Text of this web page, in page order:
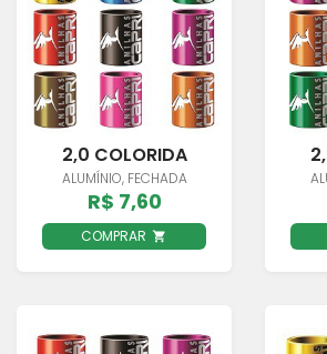
2,0 COLORIDA
ALUMÍNIO, FECHADA
R$ 7,60
COMPRAR